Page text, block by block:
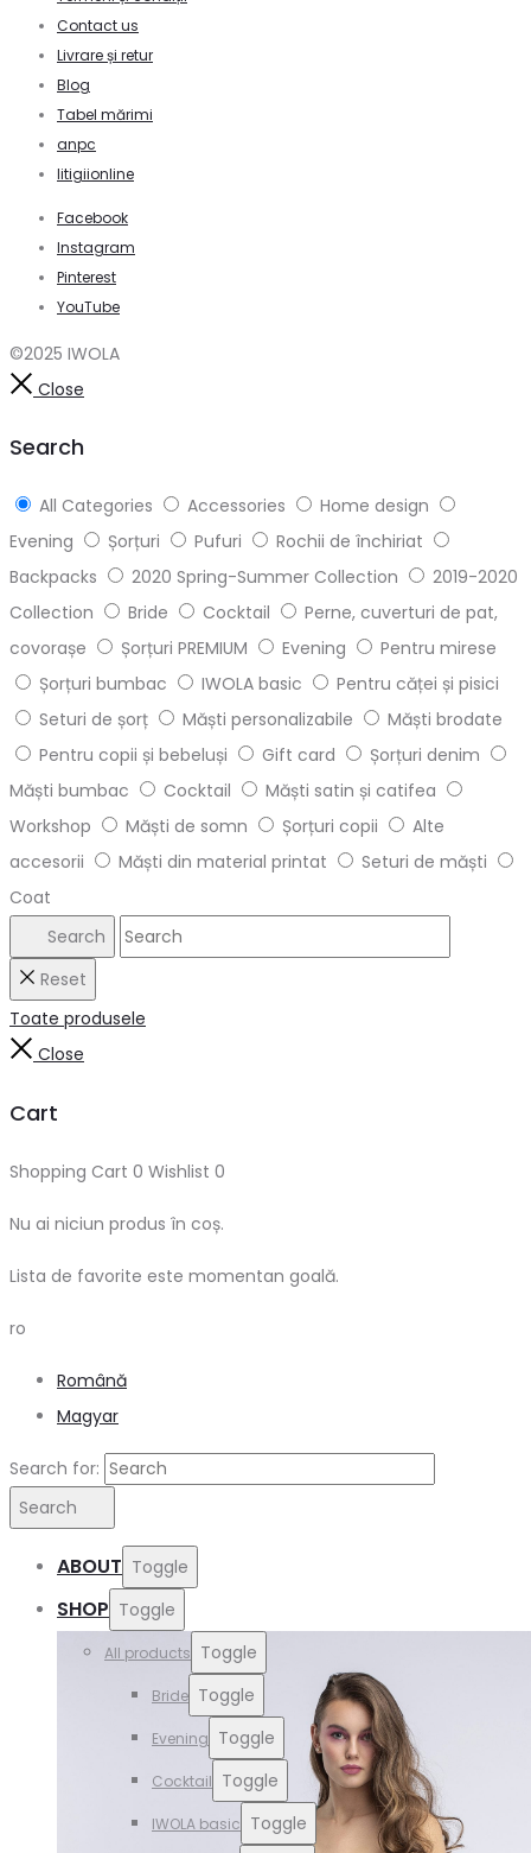
Contact us
Livrare și retur
Blog
Tabel mărimi
anpc
litigiionline
Facebook
Instagram
Pinterest
YouTube
©2025 IWOLA
Close
Search
All Categories Accessories
Home design
Evening
Șorțuri Pufuri
Rochii de închiriat
Backpacks
2020 Spring-Summer Collection
2019-2020
Collection
Bride Cocktail
Perne, cuverturi de pat,
covorașe
Șorțuri PREMIUM Evening
Pentru mirese
Șorțuri bumbac
IWOLA basic
Pentru căței și pisici
Seturi de șorț
Măști personalizabile
Măști brodate
Pentru copii și bebeluși
Gift card
Șorțuri denim
Măști bumbac
Cocktail
Măști satin și catifea
Workshop
Măști de somn Șorțuri copii
Alte
accesorii
Măști din material printat
Seturi de măști
Coat
Search
Reset
Toate produsele
Close
Cart
Shopping Cart 0 Wishlist 0
Nu ai niciun produs în coș.
Lista de favorite este momentan goală.
ro
Română
Magyar
Search for:
Search
ABOUT Toggle
SHOP Toggle
All products Toggle
Bride Toggle
Evening Toggle
Cocktail Toggle
IWOLA basic Toggle